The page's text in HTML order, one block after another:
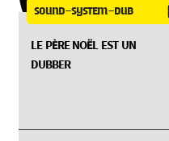
sound-system-dub
le père noël est un
dubber